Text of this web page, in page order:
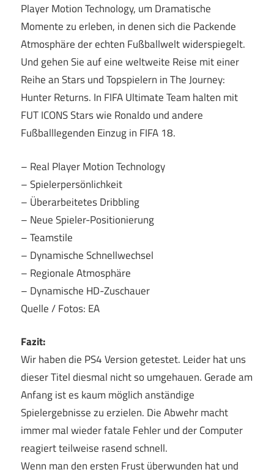
Player Motion Technology, um Dramatische
Momente zu erleben, in denen sich die Packende
Atmosphäre der echten Fußballwelt widerspiegelt.
Und gehen Sie auf eine weltweite Reise mit einer
Reihe an Stars und Topspielern in The Journey:
Hunter Returns. In FIFA Ultimate Team halten mit
FUT ICONS Stars wie Ronaldo und andere
Fußballlegenden Einzug in FIFA 18.
– Real Player Motion Technology
– Spielerpersönlichkeit
– Überarbeitetes Dribbling
– Neue Spieler-Positionierung
– Teamstile
– Dynamische Schnellwechsel
– Regionale Atmosphäre
– Dynamische HD-Zuschauer
Quelle / Fotos: EA
Fazit:
Wir haben die PS4 Version getestet. Leider hat uns
dieser Titel diesmal nicht so umgehauen. Gerade am
Anfang ist es kaum möglich anständige
Spielergebnisse zu erzielen. Die Abwehr macht
immer mal wieder fatale Fehler und der Computer
reagiert teilweise rasend schnell.
Wenn man den ersten Frust überwunden hat und